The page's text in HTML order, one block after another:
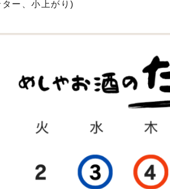
ー、小上がり)